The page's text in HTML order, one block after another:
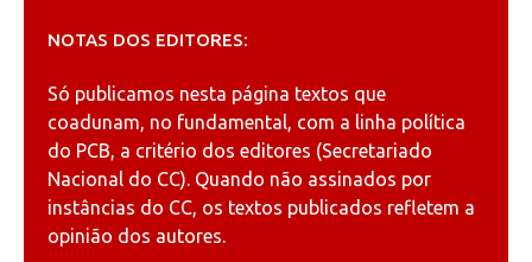
NOTAS DOS EDITORES:
Só publicamos nesta página textos que
coadunam, no fundamental, com a linha política
do PCB, a critério dos editores (Secretariado
Nacional do CC). Quando não assinados por
instâncias do CC, os textos publicados refletem a
opinião dos autores.